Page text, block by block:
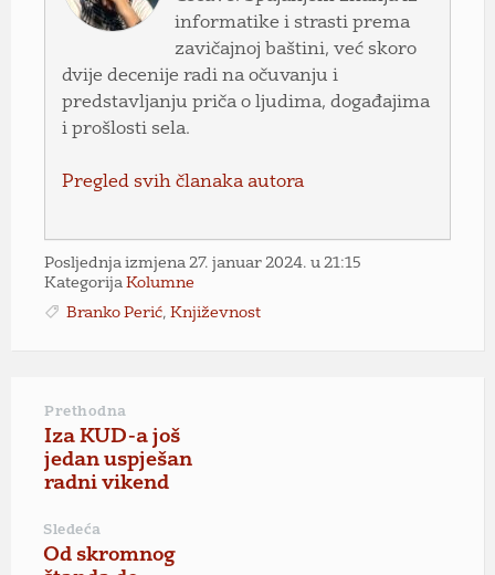
informatike i strasti prema
zavičajnoj baštini, već skoro
dvije decenije radi na očuvanju i
predstavljanju priča o ljudima, događajima
i prošlosti sela.
Pregled svih članaka autora
Posljednja izmjena 27. januar 2024. u 21:15
Kategorija Kolumne
Branko Perić, Književnost
Prethodna
Iza KUD-a još
jedan uspješan
radni vikend
Sledeća
Od skromnog